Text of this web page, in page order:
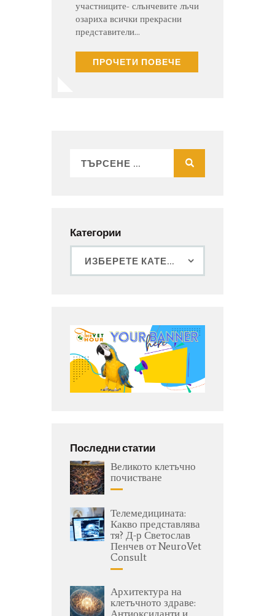
участниците- слънчевите лъчи
озариха всички прекрасни
представители…
ПРОЧЕТИ ПОВЕЧЕ
Категории
Последни статии
Великото клетъчно
почистване
Телемедицината:
Какво представлява
тя? Д-р Светослав
Пенчев от NeuroVet
Consult
Архитектура на
клетъчното здраве: